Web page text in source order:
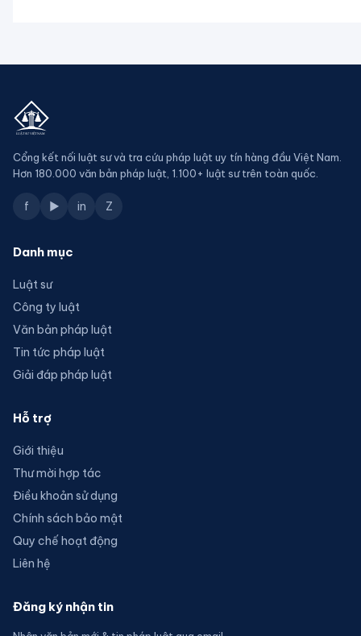
Cổng kết nối luật sư và tra cứu pháp luật uy tín hàng đầu Việt Nam.
Hơn 180.000 văn bản pháp luật, 1.100+ luật sư trên toàn quốc.
f ▶ in Z
Danh mục
Luật sư
Công ty luật
Văn bản pháp luật
Tin tức pháp luật
Giải đáp pháp luật
Hỗ trợ
Giới thiệu
Thư mời hợp tác
Điều khoản sử dụng
Chính sách bảo mật
Quy chế hoạt động
Liên hệ
Đăng ký nhận tin